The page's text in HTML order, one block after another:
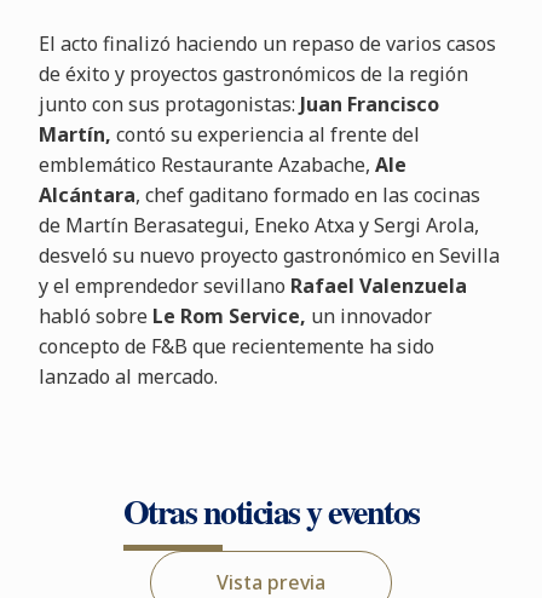
El acto finalizó haciendo un repaso de varios casos
de éxito y proyectos gastronómicos de la región
junto con sus protagonistas: Juan Francisco
Martín, contó su experiencia al frente del
emblemático Restaurante Azabache, Ale
Alcántara, chef gaditano formado en las cocinas
de Martín Berasategui, Eneko Atxa y Sergi Arola,
desveló su nuevo proyecto gastronómico en Sevilla
y el emprendedor sevillano Rafael Valenzuela
habló sobre Le Rom Service, un innovador
concepto de F&B que recientemente ha sido
lanzado al mercado.
Otras noticias y eventos
Vista previa